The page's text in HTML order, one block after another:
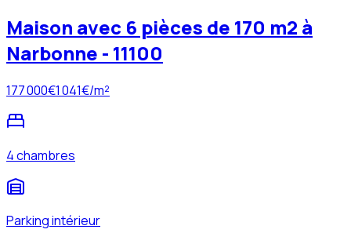
Maison avec 6 pièces de 170 m2 à
Narbonne - 11100
177 000€1 041€/m²
4 chambres
Parking intérieur